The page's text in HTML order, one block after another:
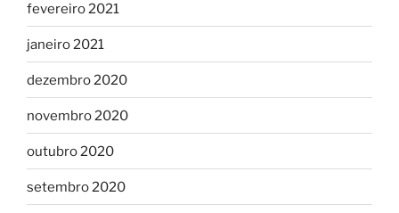
fevereiro 2021
janeiro 2021
dezembro 2020
novembro 2020
outubro 2020
setembro 2020